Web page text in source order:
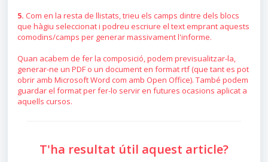
5. Com en la resta de llistats, trieu els camps dintre dels blocs
que hàgiu seleccionat i podreu escriure el text emprant aquests
comodins/camps per generar massivament l'informe.
Quan acabem de fer la composició, podem previsualitzar-la,
generar-ne un PDF o un document en format rtf (que tant es pot
obrir amb Microsoft Word com amb Open Office). També podem
guardar el format per fer-lo servir en futures ocasions aplicat a
aquells cursos.
T'ha resultat útil aquest article?